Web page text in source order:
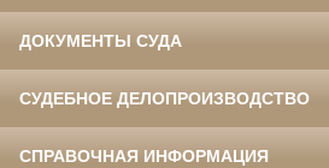
ДОКУМЕНТЫ СУДА
СУДЕБНОЕ ДЕЛОПРОИЗВОДСТВО
СПРАВОЧНАЯ ИНФОРМАЦИЯ